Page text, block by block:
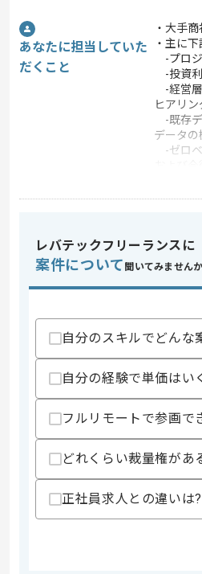
あなたに担当していた
だくこと
・大手
・主に
-プロジ
-投資利
-経営層
ヒアリ
-既存デ
データの
-ゼロベ
この案
特徴
スキル
・機械
歓迎スキ
・エンジ
レバテックフリーランスに
案件について 聞いてみません
自分のスキルでどんな
自分の経験で単価はい
フルリモートで参画で
どれくらい裁量権があ
正社員求人との違いは?